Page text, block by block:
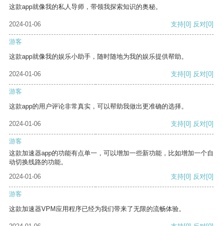
这款app就像我的私人导师，带领我探索知识的奥秘。
2024-01-06 支持[0] 反对[0]
游客
这款app就像我的娱乐小助手，随时随地为我的娱乐提供帮助。
2024-01-06 支持[0] 反对[0]
游客
这款app的用户评论非常真实，可以帮助我做出更准确的选择。
2024-01-06 支持[0] 反对[0]
游客
这款加速器app的功能有点单一，可以增加一些新功能，比如增加一个自
动切换线路的功能。
2024-01-06
支持[0] 反对[0]
游客
这款加速器VPM应用程序已经为我们带来了无限的流畅体验。